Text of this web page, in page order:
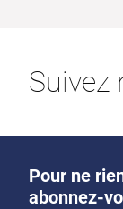
Suivez
Pour ne
abonnez-